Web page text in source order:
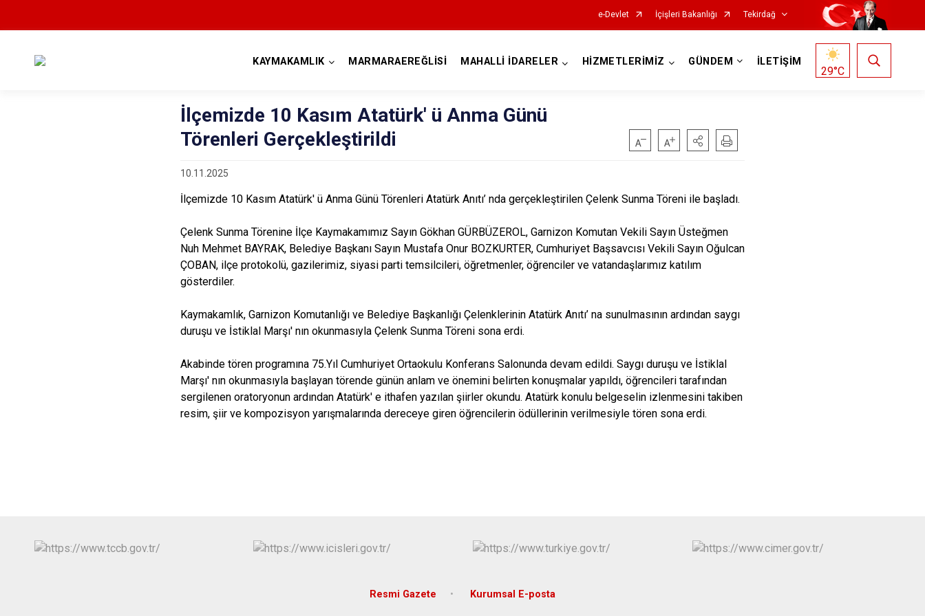
e-Devlet İçişleri Bakanlığı Tekirdağ
Çerkezköy
Çorlu
Marmaraereğlisi
Saray
Şarköy
Kapaklı
KAYMAKAMLIK MARMARAEREĞLİSİ MAHALLİ İDARELER HİZMETLERİMİZ GÜNDEM İLETİŞİM
29°C
İlçemizde 10 Kasım Atatürk' ü Anma Günü
Törenleri Gerçekleştirildi
10.11.2025
İlçemizde 10 Kasım Atatürk' ü Anma Günü Törenleri Atatürk Anıtı’ nda gerçekleştirilen Çelenk Sunma Töreni ile başladı.
Çelenk Sunma Törenine İlçe Kaymakamımız Sayın Gökhan GÜRBÜZEROL, Garnizon Komutan Vekili Sayın Üsteğmen
Nuh Mehmet BAYRAK, Belediye Başkanı Sayın Mustafa Onur BOZKURTER, Cumhuriyet Başsavcısı Vekili Sayın Oğulcan
ÇOBAN, ilçe protokolü, gazilerimiz, siyasi parti temsilcileri, öğretmenler, öğrenciler ve vatandaşlarımız katılım
gösterdiler.
Kaymakamlık, Garnizon Komutanlığı ve Belediye Başkanlığı Çelenklerinin Atatürk Anıtı’ na sunulmasının ardından saygı
duruşu ve İstiklal Marşı' nın okunmasıyla Çelenk Sunma Töreni sona erdi.
Akabinde tören programına 75.Yıl Cumhuriyet Ortaokulu Konferans Salonunda devam edildi. Saygı duruşu ve İstiklal
Marşı' nın okunmasıyla başlayan törende günün anlam ve önemini belirten konuşmalar yapıldı, öğrencileri tarafından
sergilenen oratoryonun ardından Atatürk' e ithafen yazılan şiirler okundu. Atatürk konulu belgeselin izlenmesini takiben
resim, şiir ve kompozisyon yarışmalarında dereceye giren öğrencilerin ödüllerinin verilmesiyle tören sona erdi.
Resmi Gazete Kurumsal E-posta